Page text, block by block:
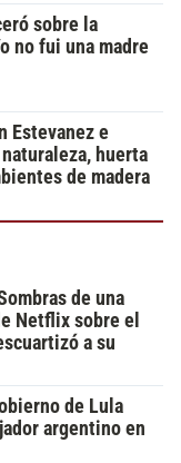
sobre la
no fui una madre
Estevanez e
naturaleza, huerta
de madera
de una
Netflix sobre el
a su
de Lula
argentino en